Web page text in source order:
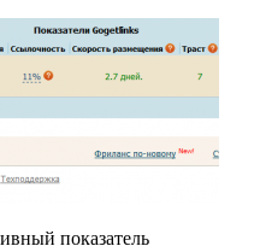
показатель